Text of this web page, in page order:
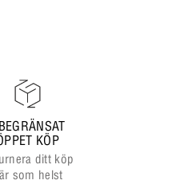
KÖP
ditt köp
som helst